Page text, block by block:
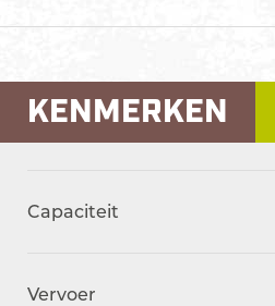
KENMERKEN
Capaciteit
Vervoer